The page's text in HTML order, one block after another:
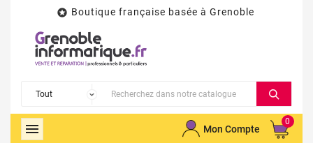
 Boutique française basée à Grenoble
 Mon Compte
0